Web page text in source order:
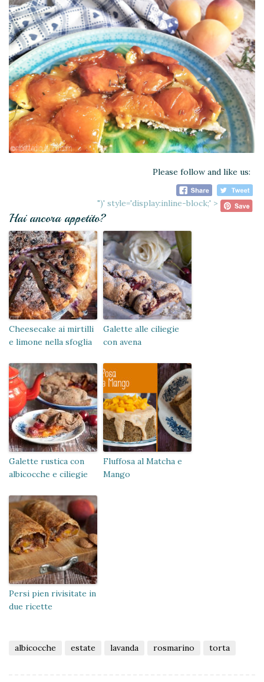
Please follow and like us:
")' style='display:inline-block;' >
Hai ancora appetito?
Cheesecake ai mirtilli
e limone nella sfoglia
Galette alle ciliegie
con avena
Galette rustica con
albicocche e ciliegie
Fluffosa al Matcha e
Mango
Persi pien rivisitate in
due ricette
albicocche estate lavanda rosmarino torta